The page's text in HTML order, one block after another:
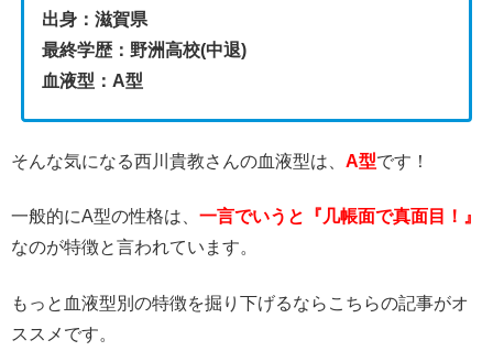
出身：滋賀県
最終学歴：野洲高校(中退)
血液型：A型
そんな気になる西川貴教さんの血液型は、 A型です！
一般的にA型の性格は、 一言でいうと『几帳面で真面目！』
なのが特徴と言われています。
もっと血液型別の特徴を掘り下げるならこちらの記事がオ
ススメです。